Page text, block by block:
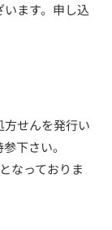
ます。申し込
せんを発行い
下さい。
なっておりま